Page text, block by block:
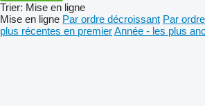
Trier: Mise en ligne
Mise en ligne Par ordre décroissant Par
plus récentes en premierAnnée - les plus